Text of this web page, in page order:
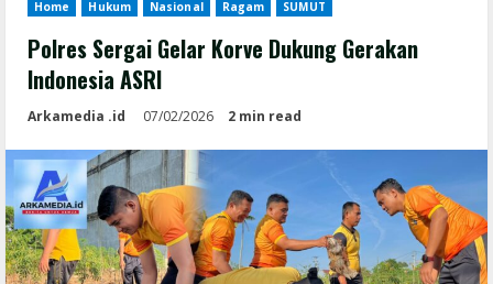
Home Hukum Nasional Ragam SUMUT
Polres Sergai Gelar Korve Dukung Gerakan
Indonesia ASRI
Arkamedia .id 07/02/2026 2 min read